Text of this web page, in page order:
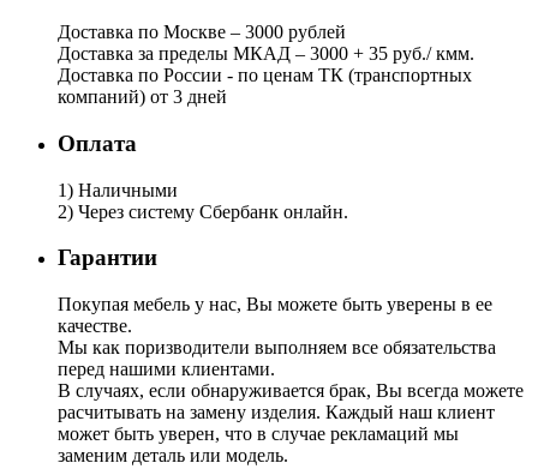
Доставка по Москве – 3000 рублей
Доставка за пределы МКАД – 3000 + 35 руб./ кмм.
Доставка по России - по ценам ТК (транспортных
компаний) от 3 дней
Оплата
1) Наличными
2) Через систему Сбербанк онлайн.
Гарантии
Покупая мебель у нас, Вы можете быть уверены в ее
качестве.
Мы как поризводители выполняем все обязательства
перед нашими клиентами.
В случаях, если обнаруживается брак, Вы всегда можете
расчитывать на замену изделия. Каждый наш клиент
может быть уверен, что в случае рекламаций мы
заменим деталь или модель.